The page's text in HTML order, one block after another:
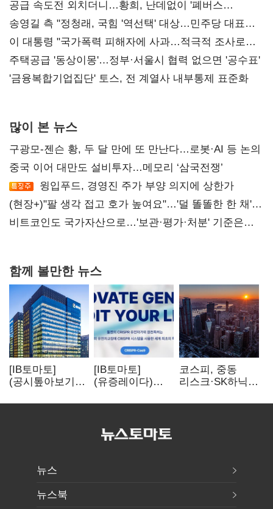
공급 속도전 외치더니…황희, 난데없이 '폐버스
리모델링' 제안
송영길 측 "정청래, 국힘 '역선택' 대상…민주당 대표로
총선 지휘 못해"
이 대통령 "국가폭력 피해자에 사과…적극적 조사로
진실 밝혀야"
주택공급 '동상이몽'…정부·서울시 협력 없으면 '공수표'
'금융복합기업집단' 토스, 전 계열사 내부통제 표준화
많이 본 뉴스
구광모-젠슨 황, 두 달 만에 또 만난다…로봇·AI 등 논의
중국 이어 대만도 설비투자…메모리 ‘삼국전쟁’
윙입푸드, 경영진 주가 부양 의지에 상한가
(현장+)"팔 생각 접고 호가 높여요"…'덜 똘똘한 한 채'
20억 키맞추기
비트코인도 국가자산으로…'보관·평가·처분' 기준은
함께 볼만한 뉴스
[IB토마토]
(공시톺아보기)
바로 매출로
[IB토마토]
(유증레이다)
3분의 1 토막…
비용부터 챙긴다
코스피, 중동
리스크·SK하닉
뒷걸음
뉴스
뉴스북